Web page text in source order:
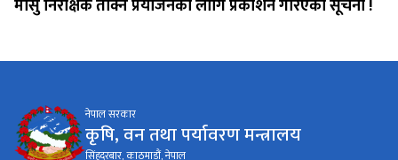
नेपाल सरकार
कृषि, वन तथा पर्यावरण मन्त्रालय
सिंहदरबार, काठमाडौं, नेपाल